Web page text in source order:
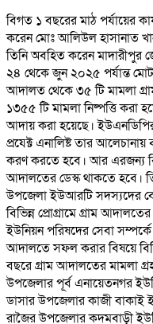
বিগত ১ বছরের মাঠ পর্যায়ের
করেন মোঃ আলিউল হাসানাত
তিনি অবহিত করেন মাদারীপুর
২৪ থেকে জুন ২০২৫ পর্যান্ত
আদালত থেকে ৩৫ টি মামলা
১৩৫৫ টি মামলা নিষ্পত্তি করা
আদায় করা হয়েছে।
প্রযেক্ট এনালিষ্ট তার
করণ করতে হবে। আর এরজন্য
আদালতের ডেস্ক থাকতে হবে।
উপজেলা ইউআরটি সদস্যদের
বিভিন্ন প্রোগ্রামে গ্রাম
ইউনিয়ন পরিষদের সেবা সম্পর্কে
আদালতে সফল করার বিষয়ে
বছরে গ্রাম আদালতের মামলা
উপজেলার পূর্ব এনায়েতনগর
ডাসার উপজেলার কাজী বাকাই
রাজৈর উপজেলার কদমবাড়ী